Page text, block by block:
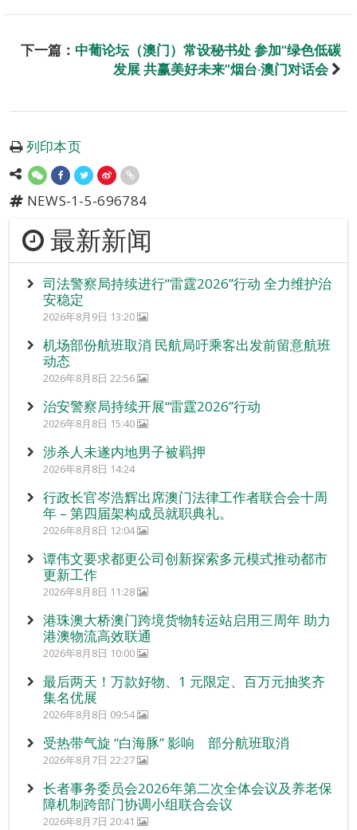
下一篇： 中葡论坛（澳门）常设秘书处 参加“绿色低碳
发展 共赢美好未来”烟台‧澳门对话会
列印本页
NEWS-1-5-696784
最新新闻
司法警察局持续进行“雷霆2026”行动 全力维护治
安稳定
2026年8月9日 13:20
机场部份航班取消 民航局吁乘客出发前留意航班
动态
2026年8月8日 22:56
治安警察局持续开展“雷霆2026”行动
2026年8月8日 15:40
涉杀人未遂内地男子被羁押
2026年8月8日 14:24
行政长官岑浩辉出席澳门法律工作者联合会十周
年 – 第四届架构成员就职典礼。
2026年8月8日 12:04
谭伟文要求都更公司创新探索多元模式推动都市
更新工作
2026年8月8日 11:28
港珠澳大桥澳门跨境货物转运站启用三周年 助力
港澳物流高效联通
2026年8月8日 10:00
最后两天！万款好物、1 元限定、百万元抽奖齐
集名优展
2026年8月8日 09:54
受热带气旋 “白海豚” 影响 部分航班取消
2026年8月7日 22:27
长者事务委员会2026年第二次全体会议及养老保
障机制跨部门协调小组联合会议
2026年8月7日 20:41